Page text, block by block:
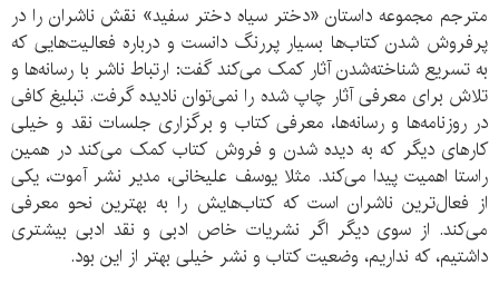
مترجم مجموعه داستان «دختر سیاه دختر سفید» نقش ناشران را در
پرفروش شدن کتاب‌ها بسیار پررنگ دانست و درباره فعالیت‌هایی که
به تسریع شناخته‌شدن آثار کمک می‌کند گفت: ارتباط ناشر با رسانه‌ها و
تلاش برای معرفی آثار چاپ شده را نمی‌توان نادیده گرفت. تبلیغ کافی
در روزنامه‌ها و رسانه‌ها، معرفی کتاب و برگزاری جلسات نقد و خیلی
کارهای دیگر که به دیده شدن و فروش کتاب کمک می‌کند در همین
راستا اهمیت پیدا می‌کند. مثلا یوسف علیخانی، مدیر نشر آموت، یکی
از فعال‌ترین ناشران است که کتاب‌هایش را به بهترین نحو معرفی
می‌کند. از سوی دیگر اگر نشریات خاص ادبی و نقد ادبی بیشتری
داشتیم، که نداریم، وضعیت کتاب و نشر خیلی بهتر از این بود.